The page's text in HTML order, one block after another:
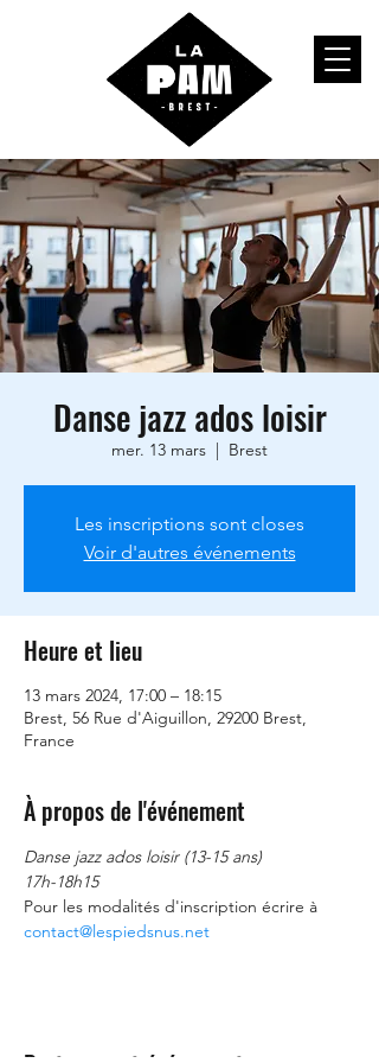
Danse jazz ados loisir
mer. 13 mars
  |
Brest
Les inscriptions sont closes
Voir d'autres événements
Heure et lieu
13 mars 2024, 17:00 – 18:15
Brest, 56 Rue d'Aiguillon, 29200 Brest,
France
À propos de l'événement
Danse jazz ados loisir (13-15 ans)
17h-18h15
Pour les modalités d'inscription écrire à
contact@lespiedsnus.net